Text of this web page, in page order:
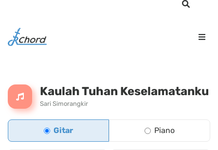
Kaulah Tuhan Keselamatanku
Sari Simorangkir
Gitar Piano